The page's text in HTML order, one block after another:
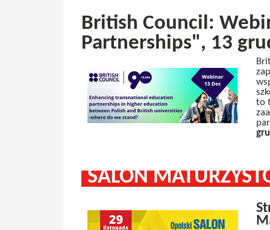
British Council:
Partnerships", 13
to
SALON